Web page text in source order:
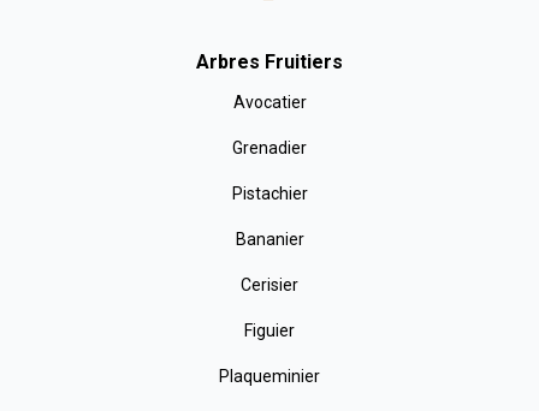
Arbres Fruitiers
Avocatier
Grenadier
Pistachier
Bananier
Cerisier
Figuier
Plaqueminier